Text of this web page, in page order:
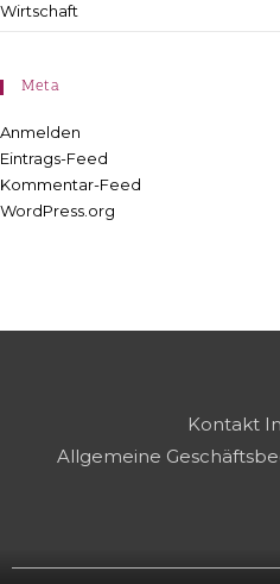
Wirtschaft
Meta
Anmelden
Eintrags-Feed
Kommentar-Feed
WordPress.org
Kontakt
Allgemeine